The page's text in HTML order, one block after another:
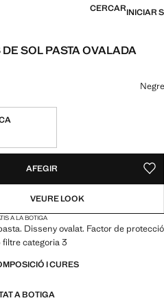
CERCARINICIAR
SOL PASTA OVALADA
€ ]
color
Negre
AFEGIR
VEURE LOOK
A LA BOTIGA
Disseny ovalat. Factor de protecció
filtre categoria 3
I CURES
A BOTIGA